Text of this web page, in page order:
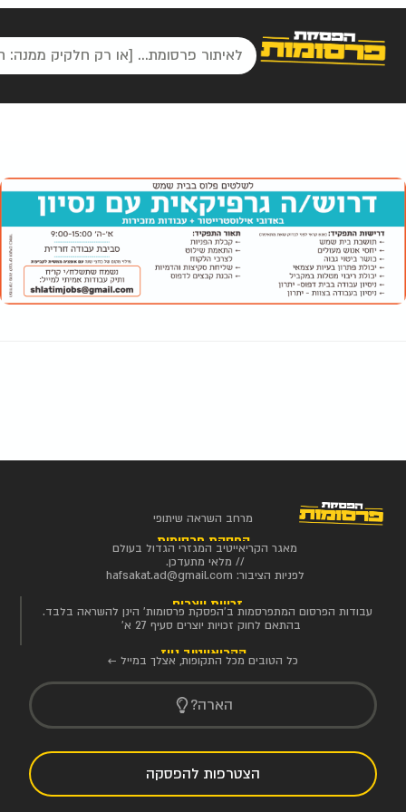
מרחב השראה שיתופי
הפסקת פרסומות
מאגר הקריאייטיב המגזרי הגדול בעולם
// מלאי מתעדכן.
לפניות הציבור: hafsakat.ad@gmail.com
זכויות יוצרים
עבודות הפרסום המתפרסמות ב'הפסקת פרסומות' הינן להשראה בלבד.
בהתאם לחוק זכויות יוצרים סעיף 27 א'
הקריאייטיב ניוז
כל הטובים מכל התקופות, אצלך במייל ←
הארה?
הצטרפות להפסקה